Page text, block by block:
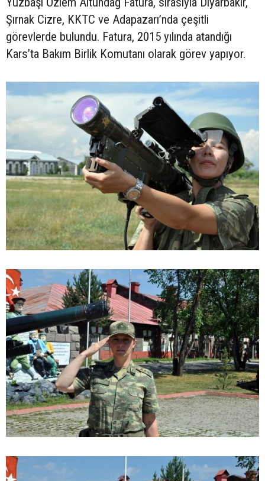
Şırnak Cizre, KKTC ve Adapazarı’nda çeşitli
görevlerde bulundu. Fatura, 2015 yılında atandığı
Kars’ta Bakım Birlik Komutanı olarak görev yapıyor.